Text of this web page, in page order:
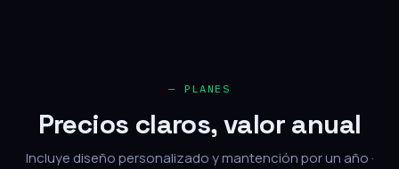
— PLANES
Precios claros, valor anual
Incluye diseño personalizado y mantención por un año ·